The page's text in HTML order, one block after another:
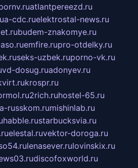
atlantpereezd.ru
a-cdc.ruelektrostal-news.ru
budem-znakomye.ru
emfire.rupro-otdelky.ru
seks-uzbek.ruporno-vk.ru
vd-dosug.ruadonyev.ru
krospr.ru
2rich.ruhostel-65.ru
russkom.rumishinlab.ru
habble.rustarbucksvia.ru
elestal.ruvektor-doroga.ru
lenasever.rulovinskix.ru
discofoxworld.ru